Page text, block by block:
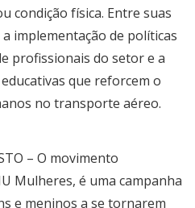
condição física. Entre suas
implementação de políticas
profissionais do setor e a
que reforcem o
no transporte aéreo.
– O movimento
Mulheres, é uma campanha
e meninos a se tornarem